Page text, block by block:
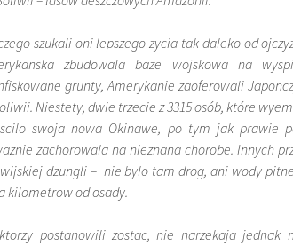
szukali oni lepszego zycia tak daleko od
zbudowala baze wojskowa na
grunty, Amerykanie zaoferowali
Niestety, dwie trzecie z 3315 osób, które
swoja nowa Okinawe, po tym jak prawie
zachorowala na nieznana chorobe. Innych
dzungli – nie bylo tam drog, ani wody
kilometrow od osady.
postanowili zostac, nie narzekaja